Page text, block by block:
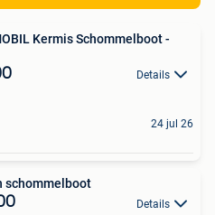
Kermis Schommelboot -
Details
24 jul 26
schommelboot
Details